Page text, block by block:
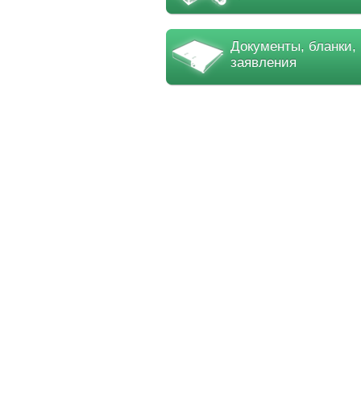
Документы, бланки,
заявления